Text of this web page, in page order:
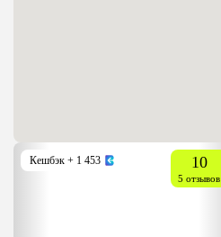
Кешбэк + 1 453 10
5 отзывов